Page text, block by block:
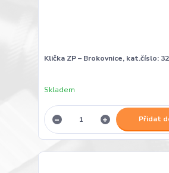
Klička ZP – Brokovnice, kat.číslo:
Skladem
Přidat